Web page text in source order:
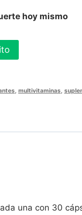
hoy mismo
multivitaminas
una con 30